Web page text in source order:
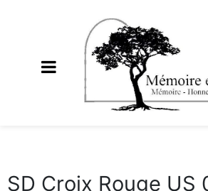
SD Croix Rouge US